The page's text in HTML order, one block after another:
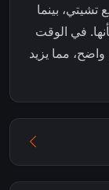
بينما
في الوقت
مما يزيد